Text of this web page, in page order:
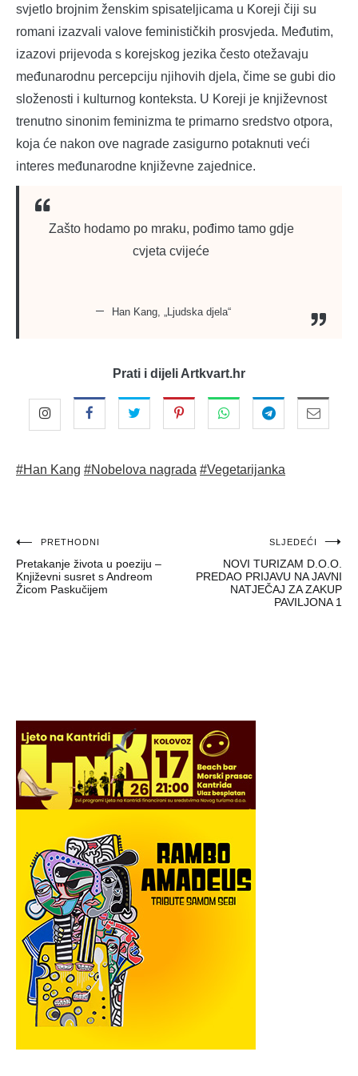
svjetlo brojnim ženskim spisateljicama u Koreji čiji su
romani izazvali valove feminističkih prosvjeda. Međutim,
izazovi prijevoda s korejskog jezika često otežavaju
međunarodnu percepciju njihovih djela, čime se gubi dio
složenosti i kulturnog konteksta. U Koreji je književnost
trenutno sinonim feminizma te primarno sredstvo otpora,
koja će nakon ove nagrade zasigurno potaknuti veći
interes međunarodne književne zajednice.
Zašto hodamo po mraku, pođimo tamo gdje
cvjeta cvijeće
Han Kang, „Ljudska djela“
Prati i dijeli Artkvart.hr
#Han Kang #Nobelova nagrada #Vegetarijanka
Navigacija
objava
PRETHODNI
Pretakanje života u poeziju –
Književni susret s Andreom
Žicom Paskučijem
SLJEDEĆI
NOVI TURIZAM D.O.O.
PREDAO PRIJAVU NA JAVNI
NATJEČAJ ZA ZAKUP
PAVILJONA 1